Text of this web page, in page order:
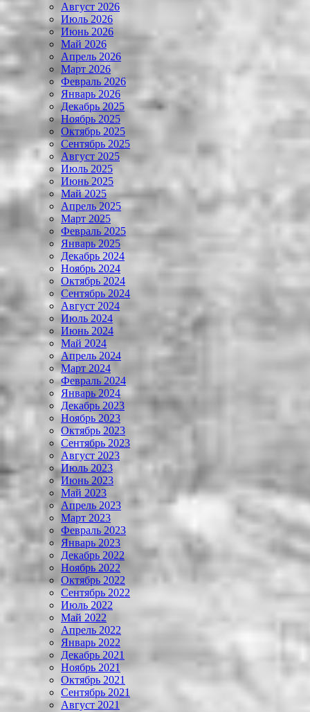
Август 2026
Июль 2026
Июнь 2026
Май 2026
Апрель 2026
Март 2026
Февраль 2026
Январь 2026
Декабрь 2025
Ноябрь 2025
Октябрь 2025
Сентябрь 2025
Август 2025
Июль 2025
Июнь 2025
Май 2025
Апрель 2025
Март 2025
Февраль 2025
Январь 2025
Декабрь 2024
Ноябрь 2024
Октябрь 2024
Сентябрь 2024
Август 2024
Июль 2024
Июнь 2024
Май 2024
Апрель 2024
Март 2024
Февраль 2024
Январь 2024
Декабрь 2023
Ноябрь 2023
Октябрь 2023
Сентябрь 2023
Август 2023
Июль 2023
Июнь 2023
Май 2023
Апрель 2023
Март 2023
Февраль 2023
Январь 2023
Декабрь 2022
Ноябрь 2022
Октябрь 2022
Сентябрь 2022
Июль 2022
Май 2022
Апрель 2022
Январь 2022
Декабрь 2021
Ноябрь 2021
Октябрь 2021
Сентябрь 2021
Август 2021